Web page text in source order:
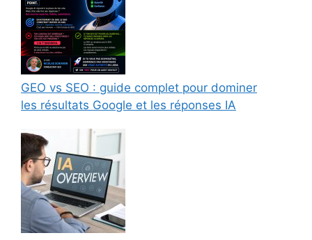
GEO vs SEO : guide complet pour dominer
les résultats Google et les réponses IA